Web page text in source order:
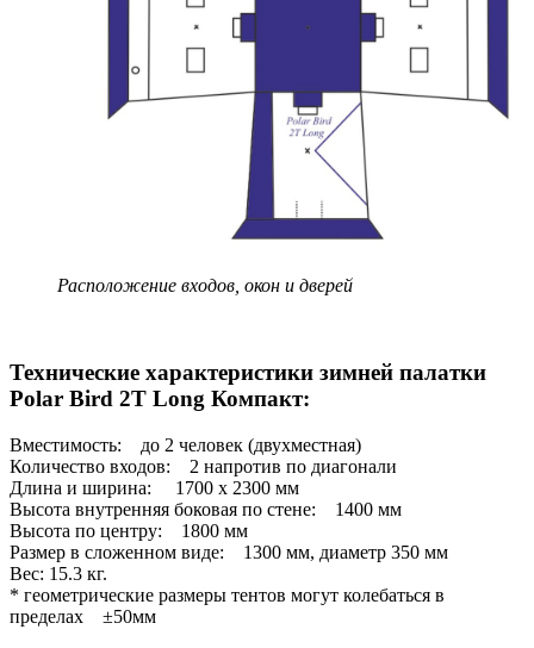
Расположение входов, окон и дверей
Технические характеристики зимней палатки
Polar Bird 2T Long Компакт:
Вместимость: до 2 человек (двухместная)
Количество входов: 2 напротив по диагонали
Длина и ширина: 1700 x 2300 мм
Высота внутренняя боковая по стене: 1400 мм
Высота по центру: 1800 мм
Размер в сложенном виде: 1300 мм, диаметр 350 мм
Вес: 15.3 кг.
* геометрические размеры тентов могут колебаться в
пределах ±50мм